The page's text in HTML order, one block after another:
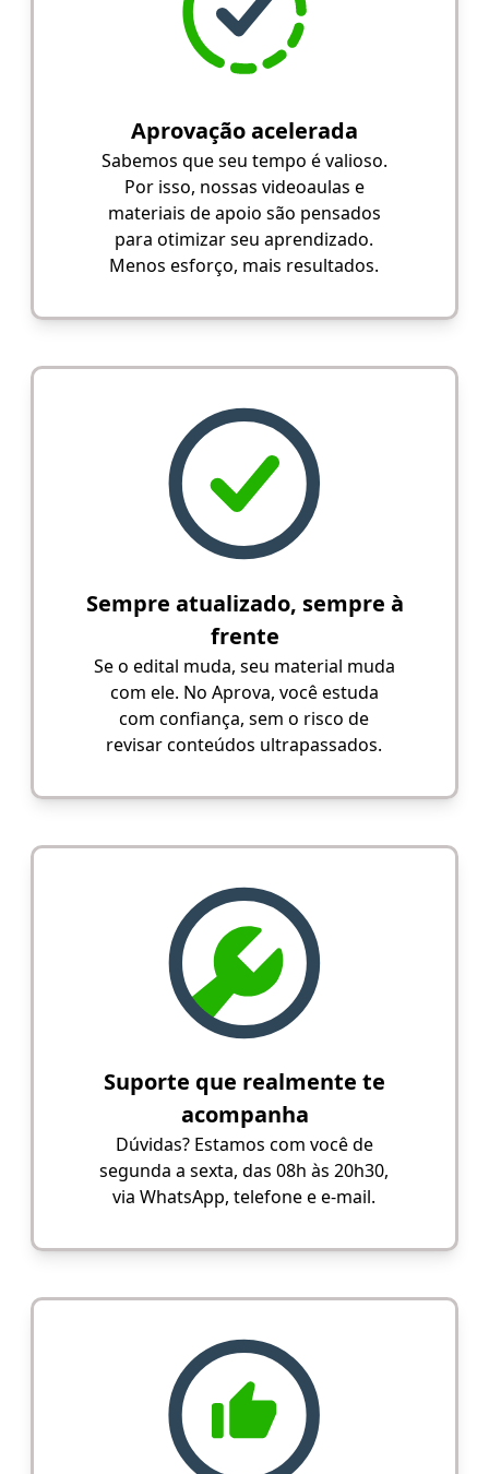
Aprovação acelerada
Sabemos que seu tempo é valioso.
Por isso, nossas videoaulas e
materiais de apoio são pensados
para otimizar seu aprendizado.
Menos esforço, mais resultados.
Sempre atualizado, sempre à
frente
Se o edital muda, seu material muda
com ele. No Aprova, você estuda
com confiança, sem o risco de
revisar conteúdos ultrapassados.
Suporte que realmente te
acompanha
Dúvidas? Estamos com você de
segunda a sexta, das 08h às 20h30,
via WhatsApp, telefone e e-mail.